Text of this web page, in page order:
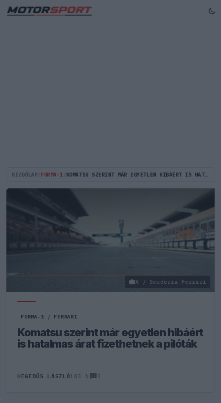
KEZDŐLAP FORMA-1 KOMATSU SZERINT MÁR EGYETLEN HIBÁÉRT IS HATALMAS ÁRAT FIZETHETNEK A PILÓTÁK
X / Scuderia Ferrari
FORMA-1 / FERRARI
Komatsu szerint már egyetlen hibáért
is hatalmas árat fizethetnek a pilóták
HEGEDŰS LÁSZLÓ183 N 2